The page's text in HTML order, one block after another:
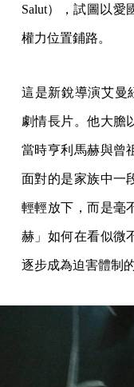
Salut），試圖以愛
權力位置鋪路。
這是新銳導演艾曼
劇情長片。他大膽
當時亨利馬赫與曾
面對的是家族中一
輕輕放下，而是毫
赫」如何在看似微
逐步成為迫害體制